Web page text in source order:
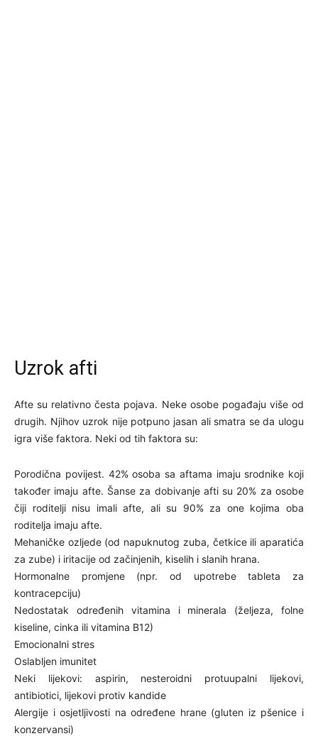
Uzrok afti
Afte su relativno česta pojava. Neke osobe pogađaju više od
drugih. Njihov uzrok nije potpuno jasan ali smatra se da ulogu
igra više faktora. Neki od tih faktora su:
Porodična povijest. 42% osoba sa aftama imaju srodnike koji
također imaju afte. Šanse za dobivanje afti su 20% za osobe
čiji roditelji nisu imali afte, ali su 90% za one kojima oba
roditelja imaju afte.
Mehaničke ozljede (od napuknutog zuba, četkice ili aparatića
za zube) i iritacije od začinjenih, kiselih i slanih hrana.
Hormonalne promjene (npr. od upotrebe tableta za
kontracepciju)
Nedostatak određenih vitamina i minerala (željeza, folne
kiseline, cinka ili vitamina B12)
Emocionalni stres
Oslabljen imunitet
Neki lijekovi: aspirin, nesteroidni protuupalni lijekovi,
antibiotici, lijekovi protiv kandide
Alergije i osjetljivosti na određene hrane (gluten iz pšenice i
konzervansi)